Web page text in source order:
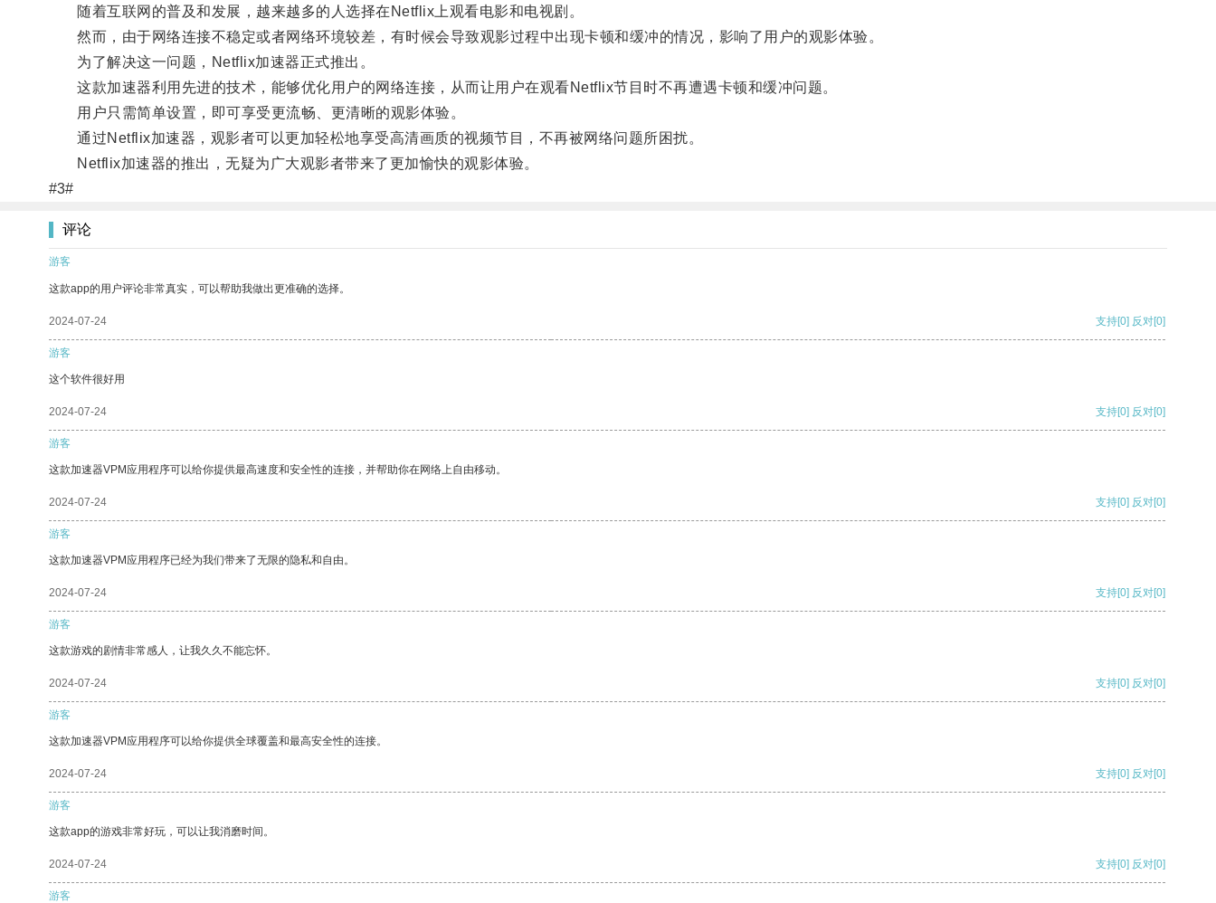
随着互联网的普及和发展，越来越多的人选择在Netflix上观看电影和电视剧。
然而，由于网络连接不稳定或者网络环境较差，有时候会导致观影过程中出现卡顿和缓冲的情况，影响了用户的观影体验。
为了解决这一问题，Netflix加速器正式推出。
这款加速器利用先进的技术，能够优化用户的网络连接，从而让用户在观看Netflix节目时不再遭遇卡顿和缓冲问题。
用户只需简单设置，即可享受更流畅、更清晰的观影体验。
通过Netflix加速器，观影者可以更加轻松地享受高清画质的视频节目，不再被网络问题所困扰。
Netflix加速器的推出，无疑为广大观影者带来了更加愉快的观影体验。
#3#
评论
游客
这款app的用户评论非常真实，可以帮助我做出更准确的选择。
2024-07-24 支持[0] 反对[0]
游客
这个软件很好用
2024-07-24 支持[0] 反对[0]
游客
这款加速器VPM应用程序可以给你提供最高速度和安全性的连接，并帮助你在网络上自由移动。
2024-07-24 支持[0] 反对[0]
游客
这款加速器VPM应用程序已经为我们带来了无限的隐私和自由。
2024-07-24 支持[0] 反对[0]
游客
这款游戏的剧情非常感人，让我久久不能忘怀。
2024-07-24 支持[0] 反对[0]
游客
这款加速器VPM应用程序可以给你提供全球覆盖和最高安全性的连接。
2024-07-24 支持[0] 反对[0]
游客
这款app的游戏非常好玩，可以让我消磨时间。
2024-07-24 支持[0] 反对[0]
游客